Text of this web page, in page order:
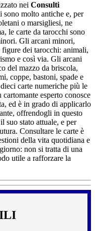
nei Consulti
sono molto antiche e, per
o marsigliesi, ne
le carte da tarocchi sono
Gli arcani minori,
dei tarocchi: animali,
e così via. Gli arcani
del mazzo da briscola,
coppe, bastoni, spade e
carte numeriche più le
esperto conosce
ed è in grado di applicarlo
offrendogli in questo
suo stato attuale, e per
Consultare le carte è
della vita quotidiana e
non si tratta di una
utile a rafforzare la